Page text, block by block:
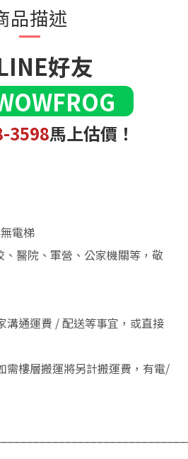
品描述
好友
3598馬上估價！
電梯
醫院、軍營、公家機關等，敬
溝通運費 / 配送等事宜，或直接
需樓層搬運將另計搬運費，有電/